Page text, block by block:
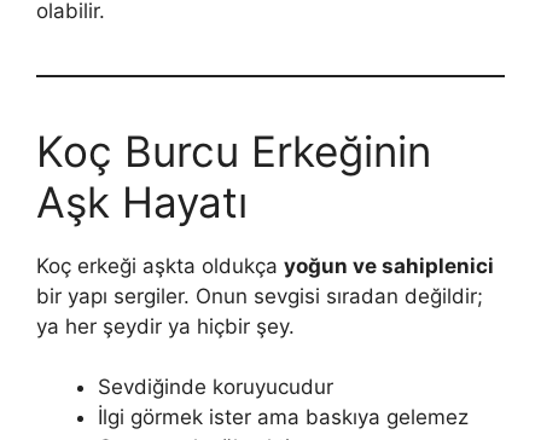
olabilir.
Koç Burcu Erkeğinin
Aşk Hayatı
Koç erkeği aşkta oldukça yoğun ve sahiplenici
bir yapı sergiler. Onun sevgisi sıradan değildir;
ya her şeydir ya hiçbir şey.
Sevdiğinde koruyucudur
İlgi görmek ister ama baskıya gelemez